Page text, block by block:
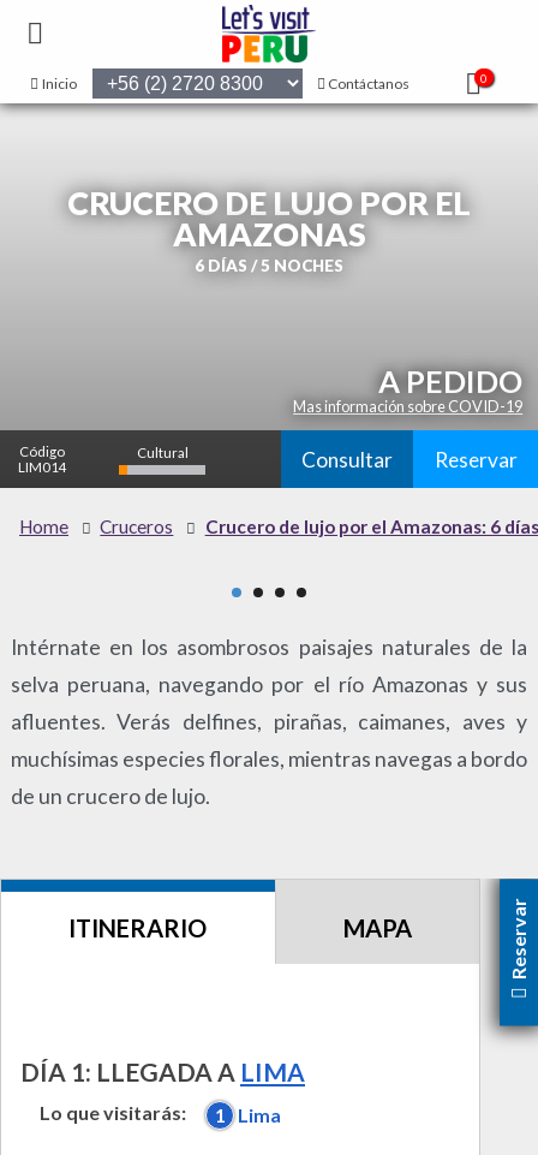
Inicio Contáctanos 0
CRUCERO DE LUJO POR EL
AMAZONAS
6 DÍAS / 5 NOCHES
A PEDIDO
Mas información sobre COVID-19
Código
LIM014
Cultural
bajo
Consultar Reservar
Home Cruceros Crucero de lujo por el Amazonas: 6
Intérnate en los asombrosos paisajes naturales de la
selva peruana, navegando por el río Amazonas y sus
afluentes. Verás delfines, pirañas, caimanes, aves y
muchísimas especies florales, mientras navegas a bordo
de un crucero de lujo.
ITINERARIO MAPA
DÍA 1: LLEGADA A LIMA
Lo que visitarás: 1 Lima
Reservar